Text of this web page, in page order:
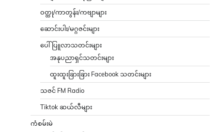
ဝတ္ထု/ကာတွန်း/ကဗျာများ
ဆောင်းပါး/မဂ္ဂဇင်းများ
ပေါ်ပြူလာသတင်းများ
အနုပညာရှင်သတင်းများ
ထူးထူးခြားခြား Facebook သတင်းများ
သဇင် FM Radio
Tiktok ဆယ်လီများ
ကံစမ်းမဲ